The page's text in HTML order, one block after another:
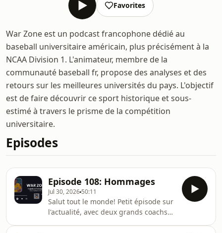
Favorites
War Zone est un podcast francophone dédié au
baseball universitaire américain, plus précisément à la
NCAA Division 1. L'animateur, membre de la
communauté baseball fr, propose des analyses et des
retours sur les meilleures universités du pays. L'objectif
est de faire découvrir ce sport historique et sous-
estimé à travers le prisme de la compétition
universitaire.
Episodes
Episode 108: Hommages
Jul 30, 2026 50:11
Salut tout le monde! Petit épisode sur
l'actualité, avec deux grands coachs